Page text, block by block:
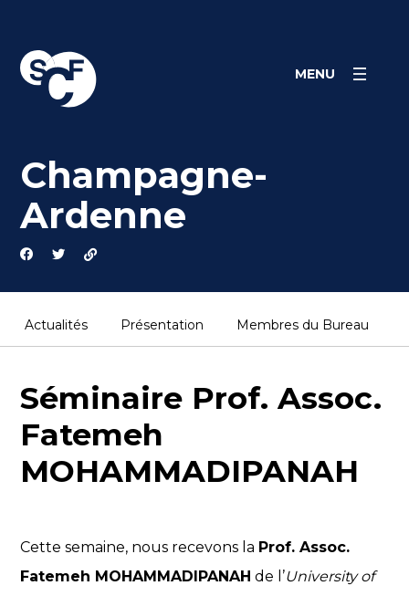
content
MENU
Champagne-
Ardenne
Actualités Présentation Membres du Bureau
Séminaire Prof. Assoc.
Fatemeh
MOHAMMADIPANAH
Cette semaine, nous recevons la Prof. Assoc.
Fatemeh MOHAMMADIPANAH de l’University of